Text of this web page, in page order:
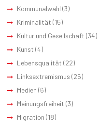
Kommunalwahl (3)
Kriminalität (15)
Kultur und Gesellschaft (34)
Kunst (4)
Lebensqualität (22)
Linksextremismus (25)
Medien (6)
Meinungsfreiheit (3)
Migration (18)